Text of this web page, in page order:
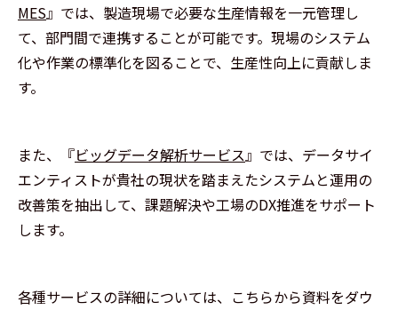
MES』では、製造現場で必要な生産情報を一元管理し
て、部門間で連携することが可能です。現場のシステム
化や作業の標準化を図ることで、生産性向上に貢献しま
す。
また、『ビッグデータ解析サービス』では、データサイ
エンティストが貴社の現状を踏まえたシステムと運用の
改善策を抽出して、課題解決や工場のDX推進をサポート
します。
各種サービスの詳細については、こちらから資料をダウ